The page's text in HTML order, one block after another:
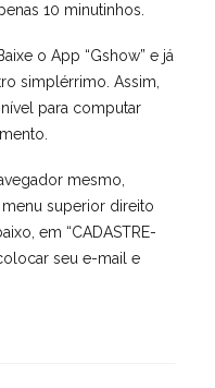
10 minutinhos.
o App “Gshow” e já
simplérrimo. Assim,
para computar
mesmo,
superior direito
em “CADASTRE-
seu e-mail e